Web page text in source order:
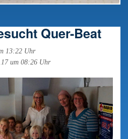
Quer-Beat
13:22 Uhr
um 08:26 Uhr